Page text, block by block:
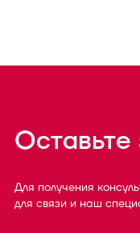
Для получения
для связи и наш